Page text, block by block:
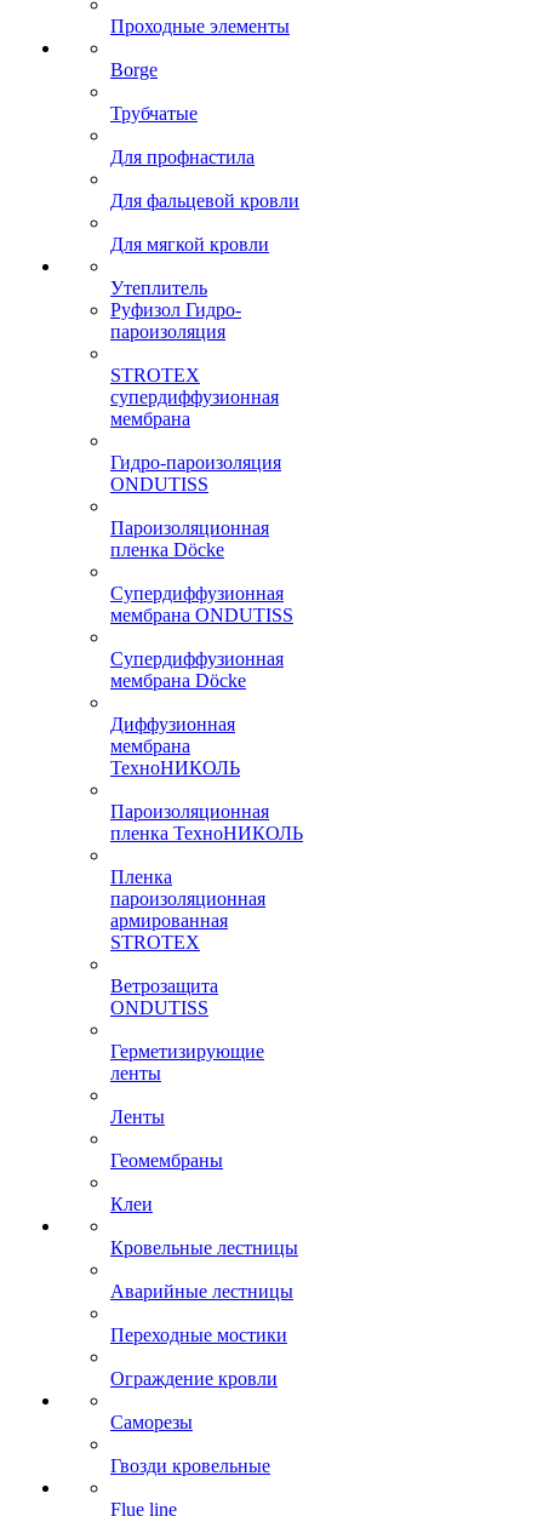
Проходные элементы
Borge
Трубчатые
Для профнастила
Для фальцевой кровли
Для мягкой кровли
Утеплитель
Руфизол Гидро-
пароизоляция
STROTEX
супердиффузионная
мембрана
Гидро-пароизоляция
ONDUTISS
Пароизоляционная
пленка Döcke
Супердиффузионная
мембрана ONDUTISS
Супердиффузионная
мембрана Döcke
Диффузионная
мембрана
ТехноНИКОЛЬ
Пароизоляционная
пленка ТехноНИКОЛЬ
Пленка
пароизоляционная
армированная
STROTEX
Ветрозащита
ONDUTISS
Герметизирующие
ленты
Ленты
Геомембраны
Клеи
Кровельные лестницы
Аварийные лестницы
Переходные мостики
Ограждение кровли
Саморезы
Гвозди кровельные
Flue line